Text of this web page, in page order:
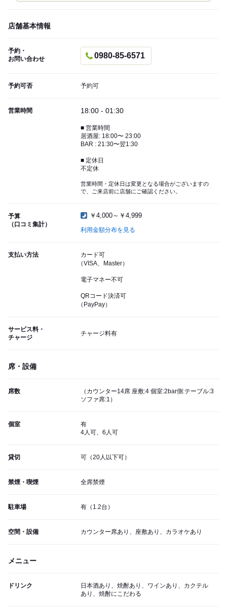
店舗基本情報
予約・
お問い合わせ
0980-85-6571
予約可否 予約可
営業時間 18:00 - 01:30
■ 営業時間
居酒屋: 18:00〜 23:00
BAR : 21:30〜翌1:30
■ 定休日
不定休
営業時間・定休日は変更となる場合がございますの
で、ご来店前に店舗にご確認ください。
予算
（口コミ集計）
￥4,000～￥4,999
利用金額分布を見る
支払い方法
カード可
（VISA、Master）
電子マネー不可
QRコード決済可
（PayPay）
サービス料・
チャージ
チャージ料有
席・設備
席数
（カウンター14席 座敷:4 個室:2bar側:テーブル:3
ソファ席:1）
個室
有
4人可、6人可
貸切 可（20人以下可）
禁煙・喫煙 全席禁煙
駐車場 有（1.2台）
空間・設備 カウンター席あり、座敷あり、カラオケあり
メニュー
ドリンク
日本酒あり、焼酎あり、ワインあり、カクテル
あり、焼酎にこだわる